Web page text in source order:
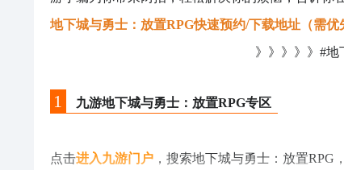
地下城与勇士：放置RPG快速预约/下载地址（需优
》》》》》#地
1 九游地下城与勇士：放置RPG专区
点击进入九游门户 ，搜索地下城与勇士：放置